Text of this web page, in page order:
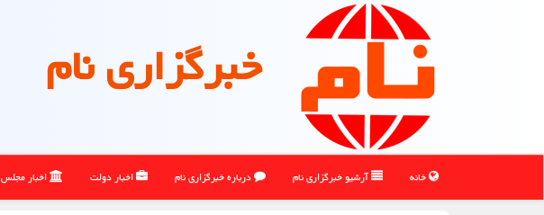
خبرگزاری نام
خانه آرشیو خبرگزاری نام درباره خبرگزاری نام اخبار دولت اخبار مجلس